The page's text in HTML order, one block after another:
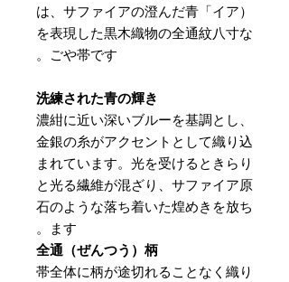
イア）」は、サファイアの澄んだ青
を表現した黒木織物の全通紋八寸な
ごや帯です。
洗練された青の輝き
濃紺に近い深いブルーを基調とし、
金銀の糸がアクセントとして織り込
まれています。光を受けるときらり
と光る繊維が混ざり、サファイア原
石のような落ち着いた煌めきを放ち
ます。
全通（ぜんつう）柄
帯全体に柄が途切れることなく織り